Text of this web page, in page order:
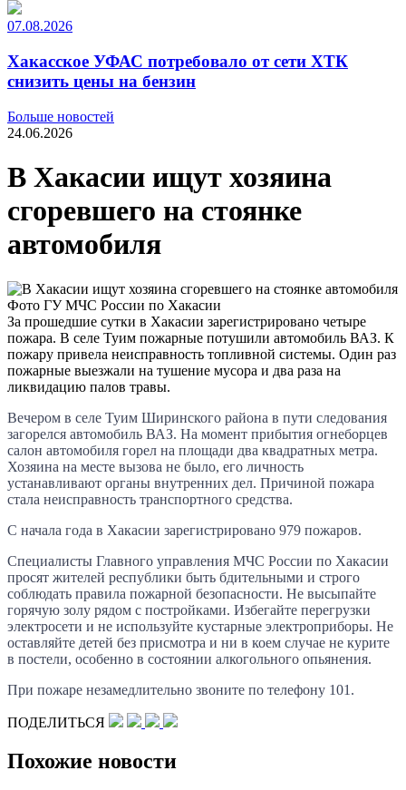
07.08.2026
Хакасское УФАС потребовало от сети ХТК
снизить цены на бензин
Больше новостей
24.06.2026
В Хакасии ищут хозяина
сгоревшего на стоянке
автомобиля
Фото ГУ МЧС России по Хакасии
За прошедшие сутки в Хакасии зарегистрировано четыре
пожара. В селе Туим пожарные потушили автомобиль ВАЗ. К
пожару привела неисправность топливной системы. Один раз
пожарные выезжали на тушение мусора и два раза на
ликвидацию палов травы.
Вечером в селе Туим Ширинского района в пути следования
загорелся автомобиль ВАЗ. На момент прибытия огнеборцев
салон автомобиля горел на площади два квадратных метра.
Хозяина на месте вызова не было, его личность
устанавливают органы внутренних дел. Причиной пожара
стала неисправность транспортного средства.
С начала года в Хакасии зарегистрировано 979 пожаров.
Специалисты Главного управления МЧС России по Хакасии
просят жителей республики быть бдительными и строго
соблюдать правила пожарной безопасности. Не высыпайте
горячую золу рядом с постройками. Избегайте перегрузки
электросети и не используйте кустарные электроприборы. Не
оставляйте детей без присмотра и ни в коем случае не курите
в постели, особенно в состоянии алкогольного опьянения.
При пожаре незамедлительно звоните по телефону 101.
ПОДЕЛИТЬСЯ
Похожие новости